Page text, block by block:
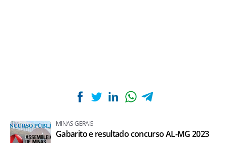
MINAS GERAIS
Gabarito e resultado concurso AL-MG 2023